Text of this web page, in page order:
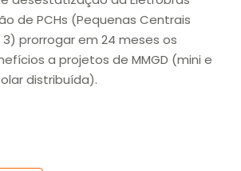
de PCHs (Pequenas Centrais
prorrogar em 24 meses os
a projetos de MMGD (mini e
distribuída).